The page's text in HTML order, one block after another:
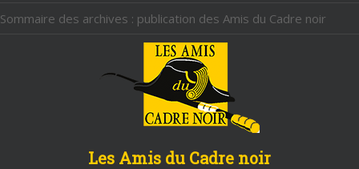
Sommaire des archives : publication des Amis du Cadre noir
Les Amis du Cadre noir